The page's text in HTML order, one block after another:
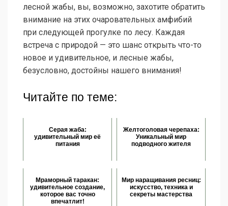
лесной жабы, вы, возможно, захотите обратить
внимание на этих очаровательных амфибий
при следующей прогулке по лесу. Каждая
встреча с природой — это шанс открыть что-то
новое и удивительное, и лесные жабы,
безусловно, достойны нашего внимания!
Читайте по теме:
Серая жаба:
удивительный мир её
питания
Желтоголовая черепаха:
Уникальный мир
подводного жителя
Мраморный таракан:
удивительное создание,
которое вас точно
впечатлит!
Мир наращивания ресниц:
искусство, техника и
секреты мастерства